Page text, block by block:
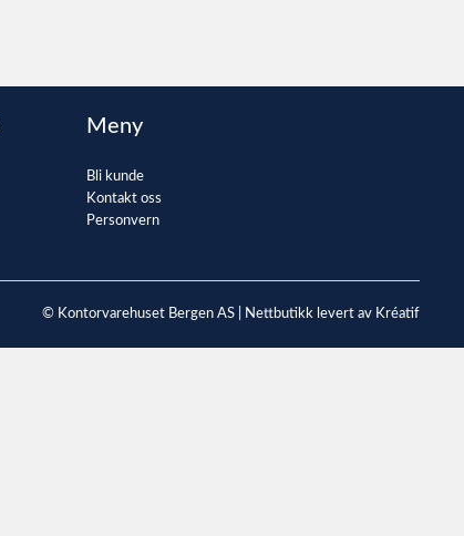
Meny
Bli kunde
Kontakt oss
Personvern
© Kontorvarehuset Bergen AS | Nettbutikk levert av Kréatif